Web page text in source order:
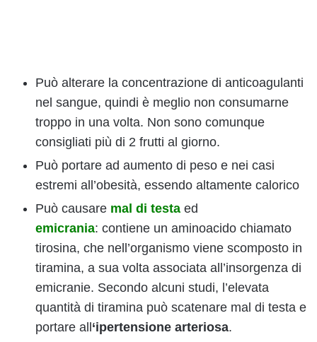
Può alterare la concentrazione di anticoagulanti
nel sangue, quindi è meglio non consumarne
troppo in una volta. Non sono comunque
consigliati più di 2 frutti al giorno.
Può portare ad aumento di peso e nei casi
estremi all’obesità, essendo altamente calorico
Può causare mal di testa ed
emicrania: contiene un aminoacido chiamato
tirosina, che nell’organismo viene scomposto in
tiramina, a sua volta associata all’insorgenza di
emicranie. Secondo alcuni studi, l’elevata
quantità di tiramina può scatenare mal di testa e
portare all‘ipertensione arteriosa.